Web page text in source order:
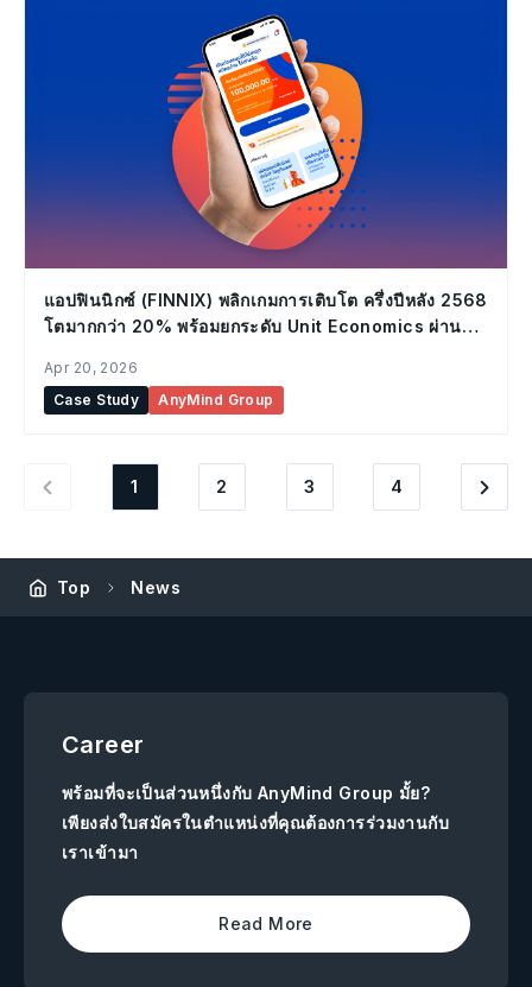
แอปฟินนิกซ์ (FINNIX) พลิกเกมการเติบโต ครึ่งปีหลัง 2568
โตมากกว่า 20% พร้อมยกระดับ Unit Economics ผ่าน
Group
Apr 20, 2026
Case Study
AnyMind Group
1 2 3 4
Top News
Career
พร้อมที่จะเป็นส่วนหนึ่งกับ AnyMind Group มั้ย?
เพียงส่งใบสมัครในตำแหน่งที่คุณต้องการร่วมงานกับ
เราเข้ามา
Read More